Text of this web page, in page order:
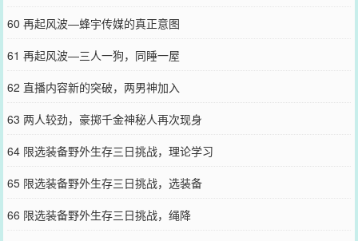
60 再起风波—蜂宇传媒的真正意图
61 再起风波—三人一狗，同睡一屋
62 直播内容新的突破，两男神加入
63 两人较劲，豪掷千金神秘人再次现身
64 限选装备野外生存三日挑战，理论学习
65 限选装备野外生存三日挑战，选装备
66 限选装备野外生存三日挑战，绳降